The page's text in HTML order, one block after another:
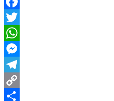
Facebook
Twitter
WhatsApp
Messenger
Telegram
Copy